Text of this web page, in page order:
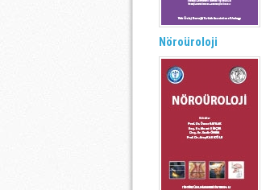
Nöroüroloji